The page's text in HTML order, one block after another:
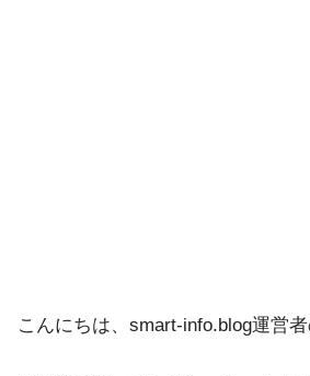
こんにちは、smart-info.blog運営者